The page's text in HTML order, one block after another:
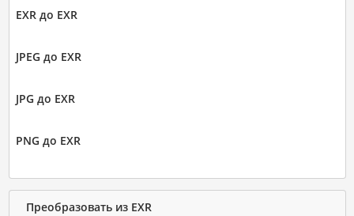
EXR до EXR
JPEG до EXR
JPG до EXR
PNG до EXR
Преобразовать из EXR